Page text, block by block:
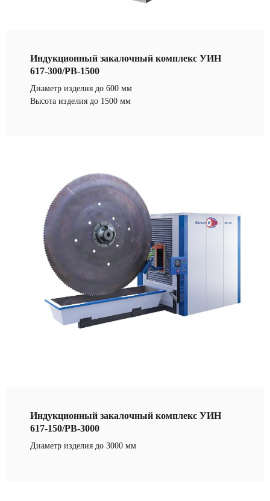
Индукционный закалочный комплекс УИН
617-300/РВ-1500
Диаметр изделия до 600 мм
Высота изделия до 1500 мм
Индукционный закалочный комплекс УИН
617-150/РВ-3000
Диаметр изделия до 3000 мм